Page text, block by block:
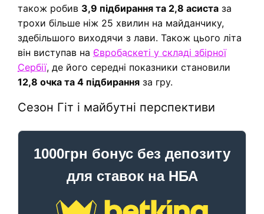
також робив 3,9 підбирання та 2,8 асиста за
трохи більше ніж 25 хвилин на майданчику,
здебільшого виходячи з лави. Також цього літа
він виступав на Євробаскеті у складі збірної
Сербії, де його середні показники становили
12,8 очка та 4 підбирання за гру.
Сезон Гіт і майбутні перспективи
1000грн бонус без депозиту
для ставок на НБА